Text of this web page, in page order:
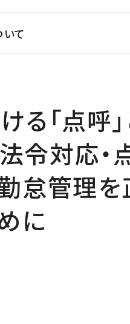
て
る「点呼
令対応・
怠管理を
に